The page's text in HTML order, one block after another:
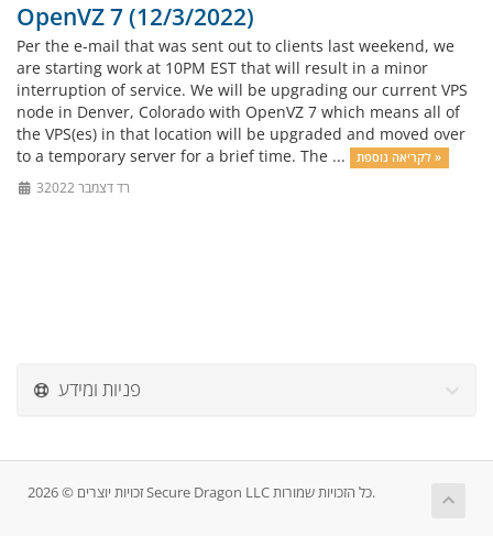
OpenVZ 7 (12/3/2022)
Per the e-mail that was sent out to clients last weekend, we
are starting work at 10PM EST that will result in a minor
interruption of service. We will be upgrading our current VPS
node in Denver, Colorado with OpenVZ 7 which means all of
the VPS(es) in that location will be upgraded and moved over
to a temporary server for a brief time. The ...
לקריאה נוספת »
3רד דצמבר 2022
פניות ומידע
זכויות יוצרים © 2026 Secure Dragon LLC כל הזכויות שמורות.